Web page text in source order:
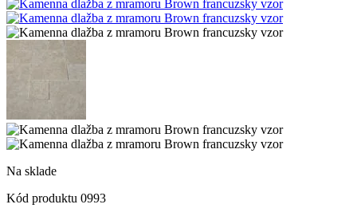
Na sklade
Kód produktu 0993